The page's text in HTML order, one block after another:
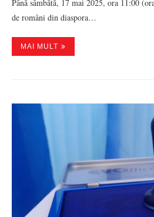
Până sâmbătă, 17 mai 2025, ora 11:00
de români din diaspora…
MAI MULT